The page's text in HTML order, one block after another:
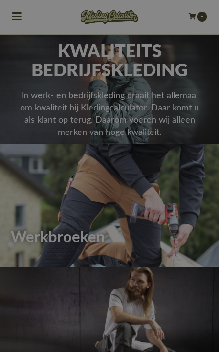
(Bedrijfskleding)
(Werkkleding)
(Bedrukken)
(Borduren)
Toggle navigation -
KWALITEITS
BEDRIJFSKLEDING
In werk- en bedrijfskleding draait het allemaal
om kwaliteit bij Kledingcalculator. Daar komt u
als klant op terug. Daarom voeren wij alleen
merken van hoge kwaliteit.
Werkbroeken